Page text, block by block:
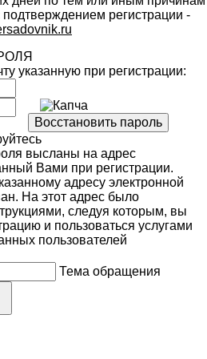
регистрации -
указанную при регистрации:
высланы на адрес
Вами при регистрации.
адресу электронной
На этот адрес было
следуя которым, вы
и пользоваться услугами
пользователей
Тема обращения